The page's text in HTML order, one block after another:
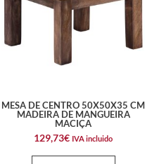
MESA DE CENTRO 50X50X35 CM
MADEIRA DE MANGUEIRA
MACIÇA
129,73€ IVA incluido